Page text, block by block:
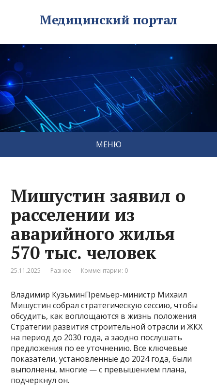
Медицинский портал
МЕНЮ
Мишустин заявил о
расселении из
аварийного жилья
570 тыс. человек
25.11.2025 Разное Комментарии: 0
Владимир КузьминПремьер-министр Михаил
Мишустин собрал стратегическую сессию, чтобы
обсудить, как воплощаются в жизнь положения
Стратегии развития строительной отрасли и ЖКХ
на период до 2030 года, а заодно послушать
предложения по ее уточнению. Все ключевые
показатели, установленные до 2024 года, были
выполнены, многие — с превышением плана,
подчеркнул он.